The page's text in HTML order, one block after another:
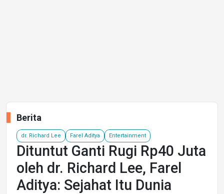
Berita
dr. Richard Lee Farel Aditya Entertainment
Dituntut Ganti Rugi Rp40 Juta
oleh dr. Richard Lee, Farel
Aditya: Sejahat Itu Dunia